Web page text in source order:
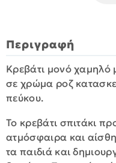
Περιγραφή
Κρεβάτι μονό χαμηλό
σε χρώμα ροζ
πεύκου.
Το κρεβάτι σπιτάκι
ατμόσφαιρα και
τα παιδιά και